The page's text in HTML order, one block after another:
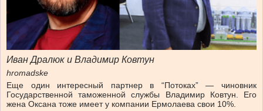
Иван Дралюк и Владимир Ковтун
hromadske
Еще один интересный партнер в “Потоках” — чиновник
Государственной таможенной службы Владимир Ковтун. Его
жена Оксана тоже имеет у компании Ермолаева свои 10%.